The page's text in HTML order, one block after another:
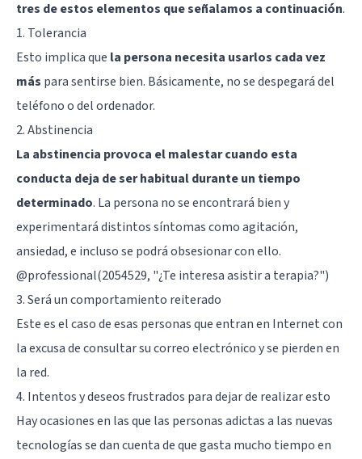
tres de estos elementos que señalamos a continuación.
1. Tolerancia
Esto implica que la persona necesita usarlos cada vez
más para sentirse bien. Básicamente, no se despegará del
teléfono o del ordenador.
2. Abstinencia
La abstinencia provoca el malestar cuando esta
conducta deja de ser habitual durante un tiempo
determinado. La persona no se encontrará bien y
experimentará distintos síntomas como agitación,
ansiedad, e incluso se podrá obsesionar con ello.
@professional(2054529, "¿Te interesa asistir a terapia?")
3. Será un comportamiento reiterado
Este es el caso de esas personas que entran en Internet con
la excusa de consultar su correo electrónico y se pierden en
la red.
4. Intentos y deseos frustrados para dejar de realizar esto
Hay ocasiones en las que las personas adictas a las nuevas
tecnologías se dan cuenta de que gasta mucho tiempo en